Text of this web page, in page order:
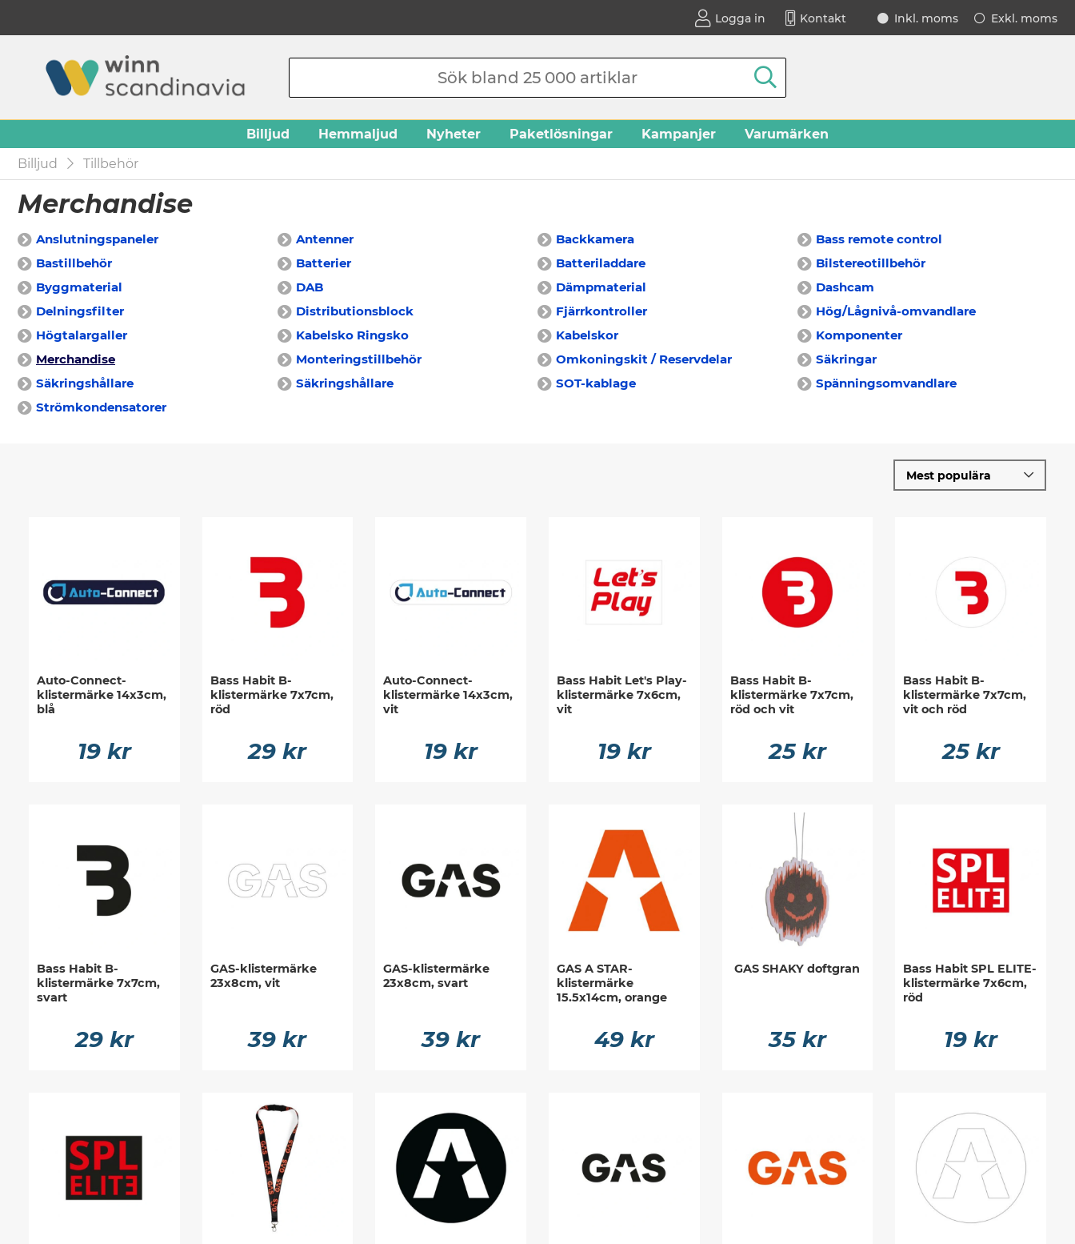
Logga in Kontakt Exkl. moms
Inkl. moms
Billjud Hemmaljud Nyheter Paketlösningar Kampanjer
Varumärken
Billjud
Tillbehör
Merchandise
Anslutningspaneler Antenner Backkamera
Bass remote control
Bastillbehör
Batterier Batteriladdare
Bilstereotillbehör
Byggmaterial
DAB Dämpmaterial
Dashcam
Delningsfilter
Distributionsblock Fjärrkontroller
Hög/Lågnivå-omvandlare
Högtalargaller
Kabelsko Ringsko Kabelskor
Komponenter
Merchandise
Monteringstillbehör Omkoningskit / Reservdelar
Säkringar
Säkringshållare
Säkringshållare SOT-kablage
Spänningsomvandlare
Strömkondensatorer
Auto-Connect-
klistermärke 14x3cm,
blå
19 kr
Bass Habit B-
klistermärke 7x7cm,
röd
29 kr
Auto-Connect-
klistermärke 14x3cm,
vit
19 kr
Bass Habit Let's Play-
klistermärke 7x6cm,
vit
19 kr
Bass Habit B-
klistermärke 7x7cm,
röd och vit
25 kr
Bass Habit B-
klistermärke 7x7cm,
vit och röd
25 kr
Bass Habit B-
klistermärke 7x7cm,
svart
29 kr
GAS-klistermärke
23x8cm, vit
39 kr
GAS-klistermärke
23x8cm, svart
39 kr
GAS A STAR-
klistermärke
15.5x14cm, orange
49 kr
GAS SHAKY doftgran
35 kr
Bass Habit SPL ELITE-
klistermärke 7x6cm,
röd
19 kr